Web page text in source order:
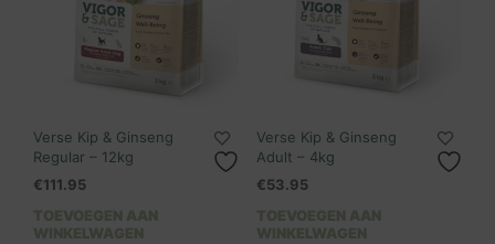
Verse Kip & Ginseng
Regular – 12kg
€111.95
TOEVOEGEN AAN
WINKELWAGEN
Verse Kip & Ginseng
Adult – 4kg
€53.95
TOEVOEGEN AAN
WINKELWAGEN